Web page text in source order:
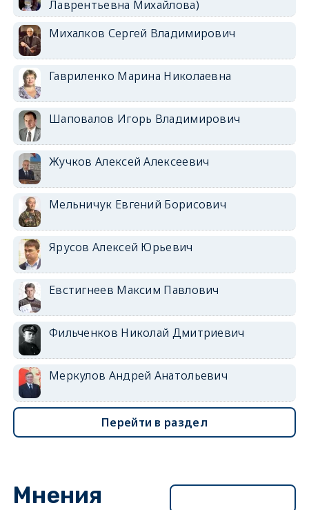
Лаврентьевна Михайлова)
Михалков Сергей Владимирович
Гавриленко Марина Николаевна
Шаповалов Игорь Владимирович
Жучков Алексей Алексеевич
Мельничук Евгений Борисович
Ярусов Алексей Юрьевич
Евстигнеев Максим Павлович
Фильченков Николай Дмитриевич
Меркулов Андрей Анатольевич
Перейти в раздел
Мнения